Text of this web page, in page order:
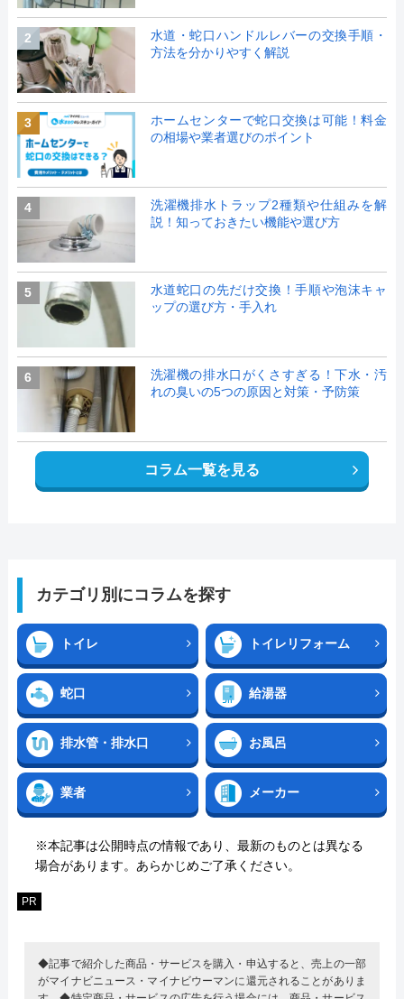
2
水道・蛇口ハンドルレバーの交換手順・
方法を分かりやすく解説
3
ホームセンターで蛇口交換は可能！料金
の相場や業者選びのポイント
4
洗濯機排水トラップ2種類や仕組みを解
説！知っておきたい機能や選び方
5
水道蛇口の先だけ交換！手順や泡沫キャ
ップの選び方・手入れ
6
洗濯機の排水口がくさすぎる！下水・汚
れの臭いの5つの原因と対策・予防策
コラム一覧を見る
カテゴリ別にコラムを探す
トイレ トイレリフォーム
蛇口 給湯器
排水管・排水口 お風呂
業者 メーカー
※本記事は公開時点の情報であり、最新のものとは異なる
場合があります。あらかじめご了承ください。
PR
◆記事で紹介した商品・サービスを購入・申込すると、売上の一部
がマイナビニュース・マイナビウーマンに還元されることがありま